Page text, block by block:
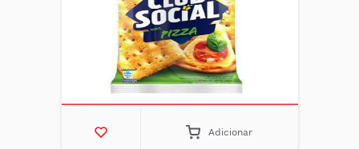
Adicionar